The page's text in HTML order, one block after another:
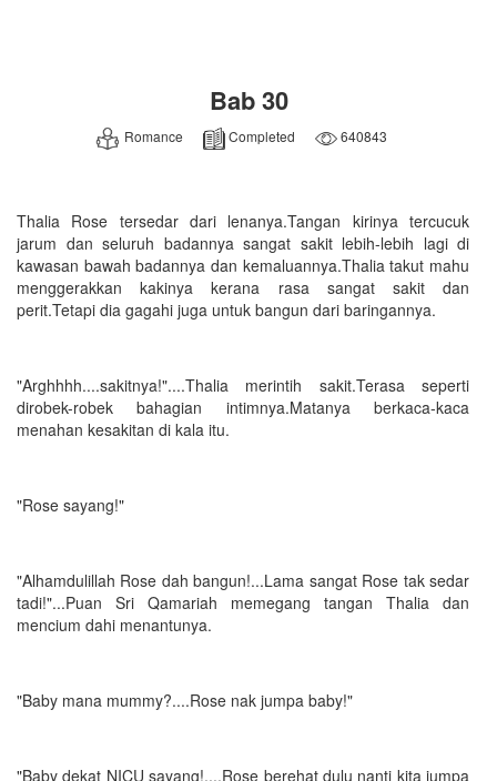
Bab 30
Romance Completed 640843
Thalia Rose tersedar dari lenanya.Tangan kirinya tercucuk
jarum dan seluruh badannya sangat sakit lebih-lebih lagi di
kawasan bawah badannya dan kemaluannya.Thalia takut mahu
menggerakkan kakinya kerana rasa sangat sakit dan
perit.Tetapi dia gagahi juga untuk bangun dari baringannya.
"Arghhhh....sakitnya!"....Thalia merintih sakit.Terasa seperti
dirobek-robek bahagian intimnya.Matanya berkaca-kaca
menahan kesakitan di kala itu.
"Rose sayang!"
"Alhamdulillah Rose dah bangun!...Lama sangat Rose tak sedar
tadi!"...Puan Sri Qamariah memegang tangan Thalia dan
mencium dahi menantunya.
"Baby mana mummy?....Rose nak jumpa baby!"
"Baby dekat NICU sayang!....Rose berehat dulu nanti kita jumpa